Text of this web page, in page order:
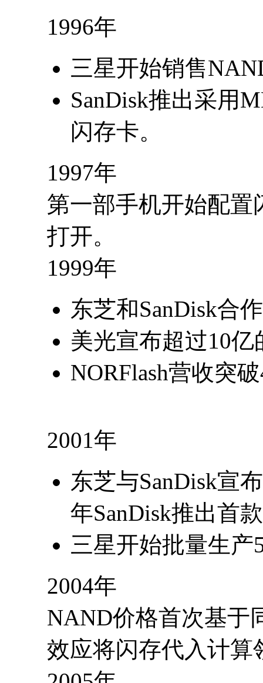
1996年
三星开始销售
SanDisk推出采用
闪存卡。
1997年
第一部手机开始配置
打开。
1999年
东芝和SanDisk合
美光宣布超过10
NORFlash营收突
2001年
东芝与SanDisk宣
年SanDisk推出首
三星开始批量生产
2004年
NAND价格首次基于
效应将闪存代入计算